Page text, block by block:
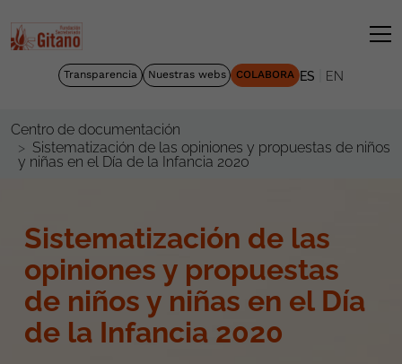
Transparencia Nuestras webs COLABORA ES EN
Centro de documentación
Sistematización de las opiniones y propuestas de niños
y niñas en el Día de la Infancia 2020
Sistematización de las
opiniones y propuestas
de niños y niñas en el Día
de la Infancia 2020